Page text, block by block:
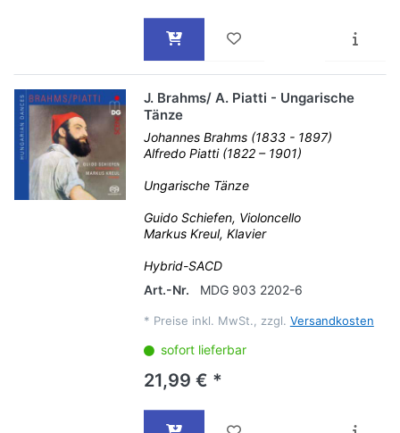
J. Brahms/ A. Piatti - Ungarische
Tänze
Johannes Brahms (1833 - 1897)
Alfredo Piatti (1822 – 1901)
Ungarische Tänze
Guido Schiefen, Violoncello
Markus Kreul, Klavier
Hybrid-SACD
Art.-Nr.
MDG 903 2202-6
* Preise inkl. MwSt., zzgl. Versandkosten
sofort lieferbar
21,99 € *